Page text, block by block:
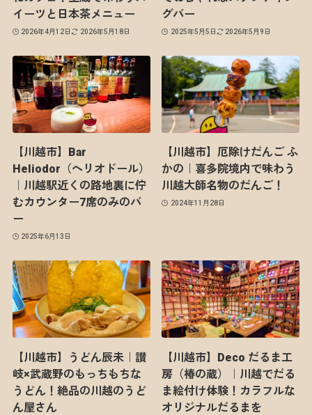
イーツと日本茶メニュー
2026年4月12日 2026年5月18日
グバー
2025年5月5日 2026年5月9日
【川越市】Bar
Heliodor（ヘリオドール）
｜川越駅近くの路地裏に佇
むカウンター7席のみのバ
ー
2025年6月13日
【川越市】厄除けだんご ふ
かの｜喜多院境内で味わう
川越大師名物のだんご！
2024年11月28日
【川越市】うどん辰未｜讃
岐×武蔵野のもっちもちな
うどん！絶品の川越のうど
ん屋さん
【川越市】Deco だるま工
房（椿の蔵）｜川越でだる
ま絵付け体験！カラフルな
オリジナルだるまを